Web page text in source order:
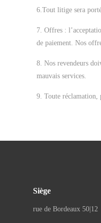
6.Tout litige sera
7. Offres :
de paiement. Nos
8. Nos revendeurs
mauvais services.
9. Toute réclamation,
Siège
rue de Bordeaux 50|12